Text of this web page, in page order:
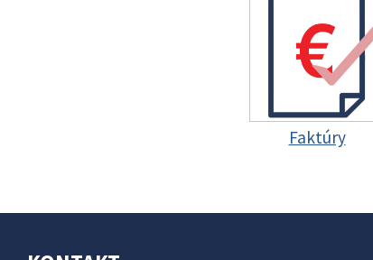
Faktúry